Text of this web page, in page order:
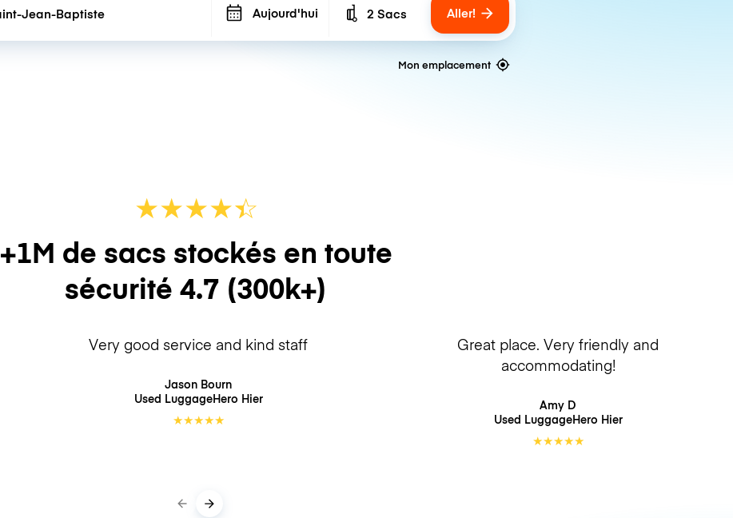
Aujourd'hui Number of bags
2 Sacs Aller!
Mon emplacement
★★★★☆
★
+1M de sacs stockés en toute
sécurité 4.7 (300k+)
Very good service and kind staff
Jason Bourn
Used LuggageHero Hier
★★★★★
Great place. Very friendly and
accommodating!
Amy D
Used LuggageHero Hier
★★★★★